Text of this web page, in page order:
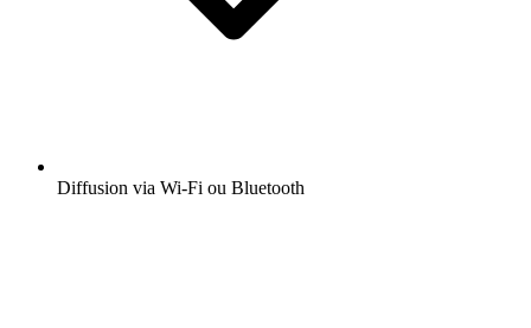
Diffusion via Wi-Fi ou Bluetooth